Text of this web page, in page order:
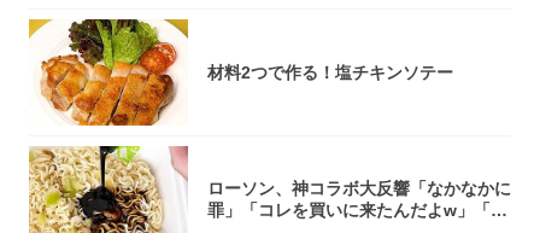
材料2つで作る！塩チキンソテー
ローソン、神コラボ大反響「なかなかに
罪」「コレを買いに来たんだよw」「３